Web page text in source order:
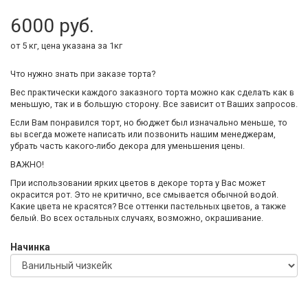
6000
от 5 кг, цена указана за 1кг
Что нужно знать при заказе торта?
Вес практически каждого заказного торта можно как сделать как в
меньшую, так и в большую сторону. Все зависит от Ваших запросов.
Если Вам понравился торт, но бюджет был изначально меньше, то
вы всегда можете написать или позвонить нашим менеджерам,
убрать часть какого-либо декора для уменьшения цены.
ВАЖНО!
При использовании ярких цветов в декоре торта у Вас может
окрасится рот. Это не критично, все смывается обычной водой.
Какие цвета не красятся? Все оттенки пастельных цветов, а также
белый. Во всех остальных случаях, возможно, окрашивание.
Начинка